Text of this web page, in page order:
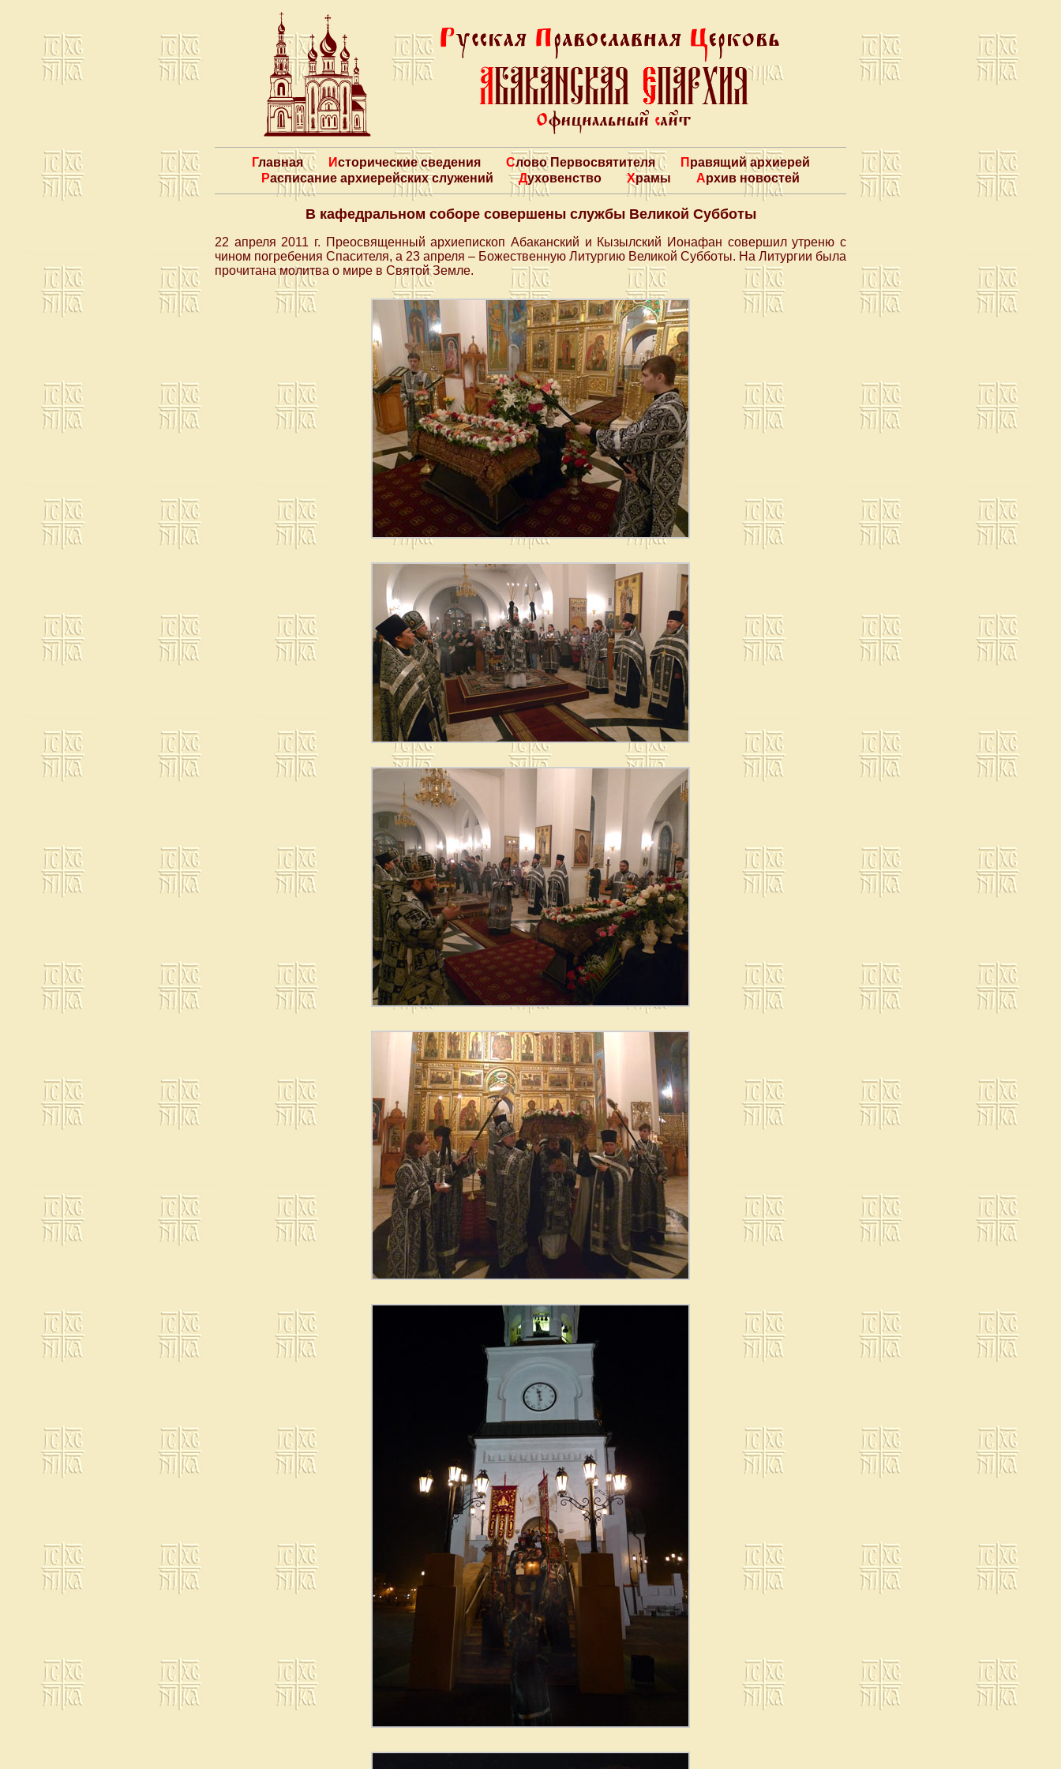
Главная Исторические сведения Слово Первосвятителя
Правящий архиерей
Расписание архиерейских служений
Духовенство Храмы Архив новостей
В кафедральном соборе совершены службы Великой Субботы
22 апреля 2011 г. Преосвященный архиепископ Абаканский и Кызылский Ионафан совершил утреню с
чином погребения Спасителя, а 23 апреля – Божественную Литургию Великой Субботы. На Литургии была
прочитана молитва о мире в Святой Земле.